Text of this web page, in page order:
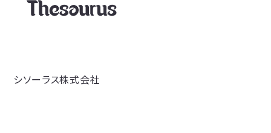
シソーラス株式会社